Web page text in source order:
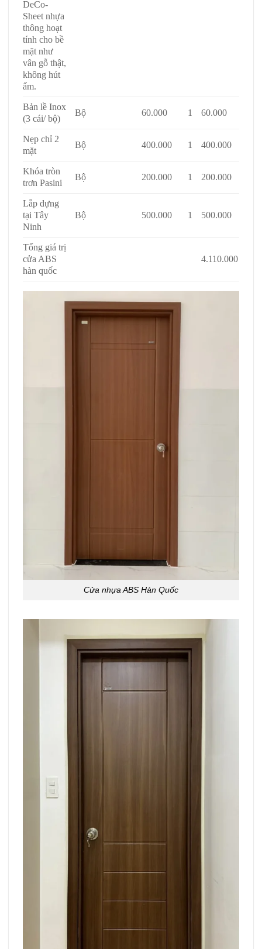
DeCo-
Sheet nhựa
thông hoạt
tính cho bề
mặt như
vân gỗ thật,
không hút
ẩm.
Bản lề Inox
(3 cái/ bộ)
Bộ 60.000 1 60.000
Nẹp chỉ 2
mặt
Bộ 400.000 1 400.000
Khóa tròn
trơn Pasini
Bộ 200.000 1 200.000
Lắp dựng
tại Tây
Ninh
Bộ 500.000 1 500.000
Tổng giá trị
cửa ABS
hàn quốc
4.110.000
Cửa nhựa ABS Hàn Quốc